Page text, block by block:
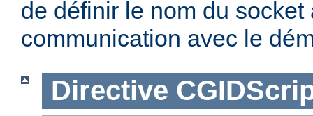
de définir le nom du
communication avec le
Directive